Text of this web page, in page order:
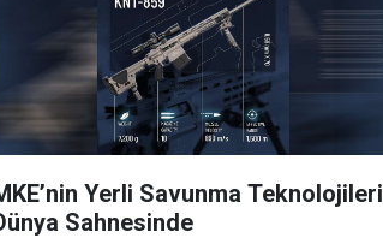
Yerli Savunma Teknolojileri
Sahnesinde